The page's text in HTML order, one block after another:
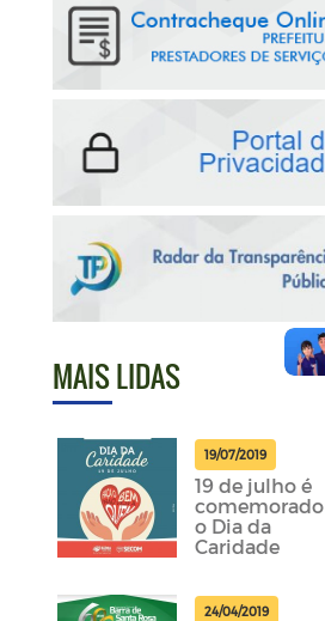
MAIS LIDAS
19/07/2019
19 de julho é
comemorado
o Dia da
Caridade
24/04/2019